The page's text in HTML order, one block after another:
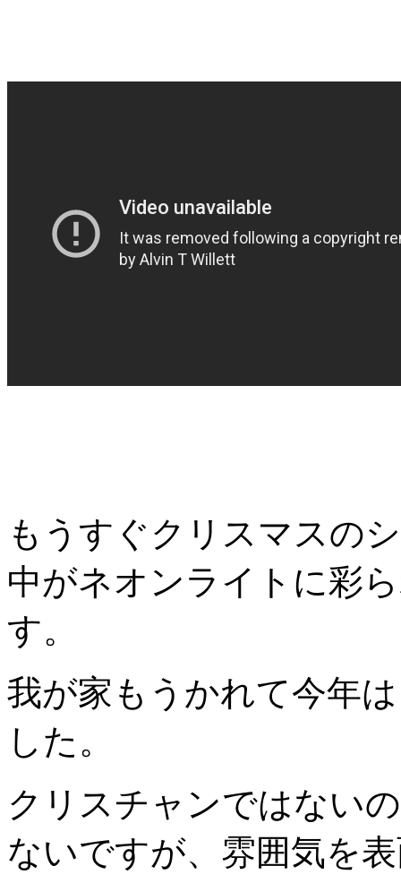
もうすぐクリスマスの
中がネオンライトに彩
す。
我が家もうかれて今年
した。
クリスチャンではない
ないですが、雰囲気を